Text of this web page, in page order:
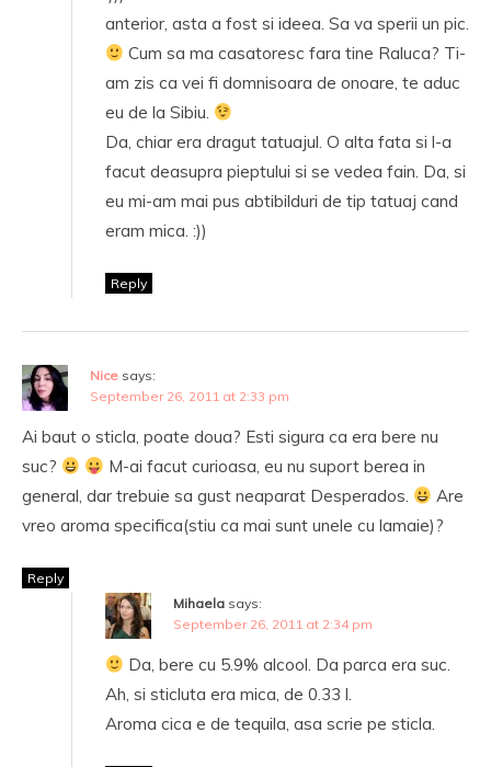
anterior, asta a fost si ideea. Sa va sperii un pic.
Cum sa ma casatoresc fara tine Raluca? Ti-
am zis ca vei fi domnisoara de onoare, te aduc
eu de la Sibiu.
Da, chiar era dragut tatuajul. O alta fata si l-a
facut deasupra pieptului si se vedea fain. Da, si
eu mi-am mai pus abtibilduri de tip tatuaj cand
eram mica. :))
Reply
Nice says:
September 26, 2011 at 2:33 pm
Ai baut o sticla, poate doua? Esti sigura ca era bere nu
suc?
M-ai facut curioasa, eu nu suport berea in
general, dar trebuie sa gust neaparat Desperados.
Are
vreo aroma specifica(stiu ca mai sunt unele cu lamaie)?
Reply
Mihaela says:
September 26, 2011 at 2:34 pm
Da, bere cu 5.9% alcool. Da parca era suc.
Ah, si sticluta era mica, de 0.33 l.
Aroma cica e de tequila, asa scrie pe sticla.